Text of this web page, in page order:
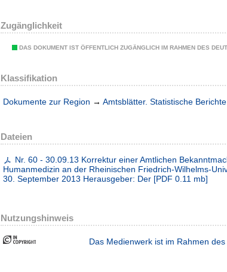
Zugänglichkeit
DAS DOKUMENT IST ÖFFENTLICH ZUGÄNGLICH IM RAHMEN DES
Klassifikation
Dokumente zur Region → Amtsblätter. Statistische Berichte
Dateien
Nr. 60 - 30.09.13 Korrektur einer Amtlichen
Humanmedizin an der Rheinischen Friedrich-Wilhelms-
30. September 2013 Herausgeber: Der [PDF 0.11 mb]
Nutzungshinweis
Das Medienwerk ist im Rahmen